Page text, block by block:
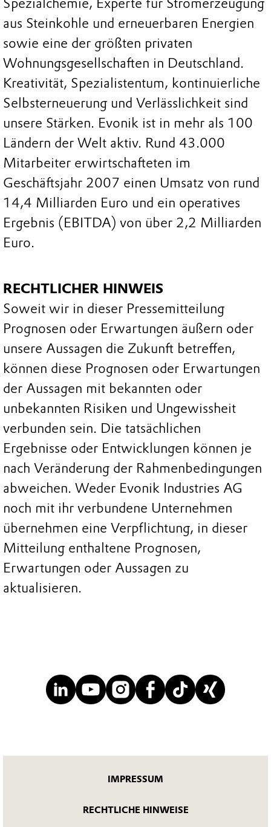
Spezialchemie, Experte für Stromerzeugung
aus Steinkohle und erneuerbaren Energien
sowie eine der größten privaten
Wohnungsgesellschaften in Deutschland.
Kreativität, Spezialistentum, kontinuierliche
Selbsterneuerung und Verlässlichkeit sind
unsere Stärken. Evonik ist in mehr als 100
Ländern der Welt aktiv. Rund 43.000
Mitarbeiter erwirtschafteten im
Geschäftsjahr 2007 einen Umsatz von rund
14,4 Milliarden Euro und ein operatives
Ergebnis (EBITDA) von über 2,2 Milliarden
Euro.
RECHTLICHER HINWEIS
Soweit wir in dieser Pressemitteilung
Prognosen oder Erwartungen äußern oder
unsere Aussagen die Zukunft betreffen,
können diese Prognosen oder Erwartungen
der Aussagen mit bekannten oder
unbekannten Risiken und Ungewissheit
verbunden sein. Die tatsächlichen
Ergebnisse oder Entwicklungen können je
nach Veränderung der Rahmenbedingungen
abweichen. Weder Evonik Industries AG
noch mit ihr verbundene Unternehmen
übernehmen eine Verpflichtung, in dieser
Mitteilung enthaltene Prognosen,
Erwartungen oder Aussagen zu
aktualisieren.
IMPRESSUM
RECHTLICHE HINWEISE